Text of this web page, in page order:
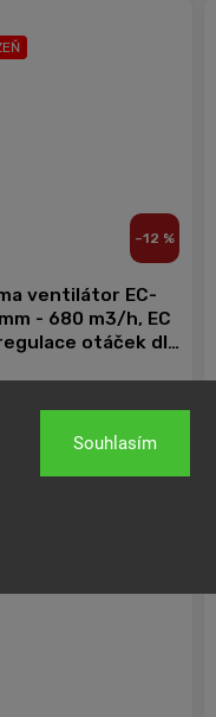
Souhlasím
–12 %
ventilátor EC-
- 680 m3/h, EC
otáček dle
6 999 Kč